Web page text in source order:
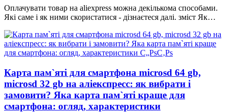
Оплачувати товар на aliexpress можна декількома способами.
Які саме і як ними скористатися - дізнаєтеся далі. зміст Як…
Карта пам`яті для смартфона microsd 64 gb,
microsd 32 gb на аліекспресс: як вибрати і
замовити? Яка карта пам`яті краще для
смартфона: огляд, характеристики